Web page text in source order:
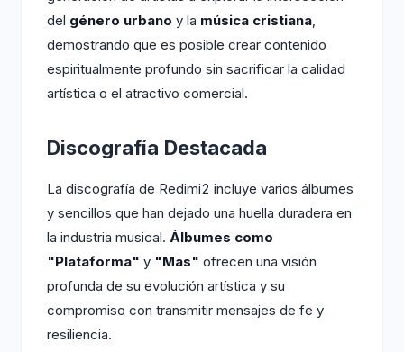
del género urbano y la música cristiana,
demostrando que es posible crear contenido
espiritualmente profundo sin sacrificar la calidad
artística o el atractivo comercial.
Discografía Destacada
La discografía de Redimi2 incluye varios álbumes
y sencillos que han dejado una huella duradera en
la industria musical. Álbumes como
"Plataforma" y "Mas" ofrecen una visión
profunda de su evolución artística y su
compromiso con transmitir mensajes de fe y
resiliencia.